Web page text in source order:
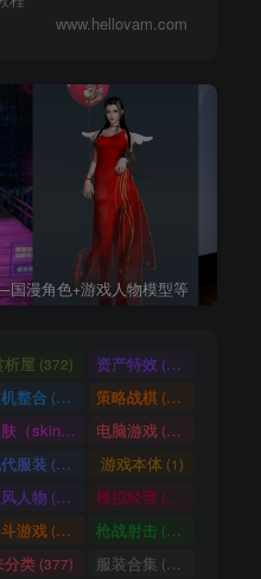
www.hellovam.com
漫角色+游戏人物模型等
析屋 (372) 资产特效 (224)
整合 (34) 策略战棋 (71)
皮肤（skin） (1)电脑游戏 (1003)
服装 (929) 游戏本体 (1)
人物 (62) 模拟经营 (57)
游戏 (25) 枪战射击 (105)
分类 (377) 服装合集 (20)